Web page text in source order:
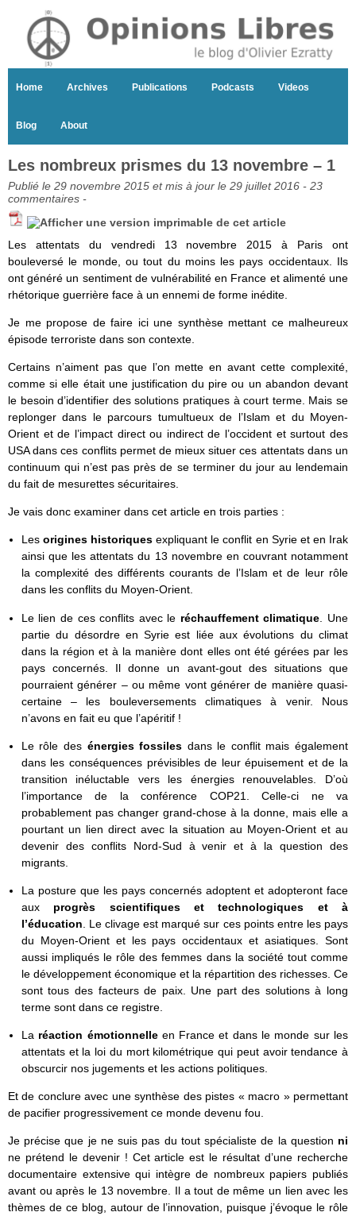
Home Archives Publications Podcasts Videos
Blog About
Les nombreux prismes du 13 novembre – 1
Publié le 29 novembre 2015 et mis à jour le 29 juillet 2016 - 23
commentaires -
Les attentats du vendredi 13 novembre 2015 à Paris ont
bouleversé le monde, ou tout du moins les pays occidentaux. Ils
ont généré un sentiment de vulnérabilité en France et alimenté une
rhétorique guerrière face à un ennemi de forme inédite.
Je me propose de faire ici une synthèse mettant ce malheureux
épisode terroriste dans son contexte.
Certains n’aiment pas que l’on mette en avant cette complexité,
comme si elle était une justification du pire ou un abandon devant
le besoin d’identifier des solutions pratiques à court terme. Mais se
replonger dans le parcours tumultueux de l’Islam et du Moyen-
Orient et de l’impact direct ou indirect de l’occident et surtout des
USA dans ces conflits permet de mieux situer ces attentats dans un
continuum qui n’est pas près de se terminer du jour au lendemain
du fait de mesurettes sécuritaires.
Je vais donc examiner dans cet article en trois parties :
Lesorigines historiquesexpliquant le conflit en Syrie et en Irak
ainsi que les attentats du 13 novembre en couvrant notamment
la complexité des différents courants de l’Islam et de leur rôle
dans les conflits du Moyen-Orient.
Le lien de ces conflits avec le réchauffement climatique . Une
partie du désordre en Syrie est liée aux évolutions du climat
dans la région et à la manière dont elles ont été gérées par les
pays concernés. Il donne un avant-gout des situations que
pourraient générer – ou même vont générer de manière quasi-
certaine – les bouleversements climatiques à venir. Nous
n’avons en fait eu que l’apéritif !
Le rôle des énergies fossiles dans le conflit mais également
dans les conséquences prévisibles de leur épuisement et de la
transition inéluctable vers les énergies renouvelables. D’où
l’importance de la conférence COP21. Celle-ci ne va
probablement pas changer grand-chose à la donne, mais elle a
pourtant un lien direct avec la situation au Moyen-Orient et au
devenir des conflits Nord-Sud à venir et à la question des
migrants.
La posture que les pays concernés adoptent et adopteront face
aux progrès scientifiques et technologiques et à
l’éducation . Le clivage est marqué sur ces points entre les pays
du Moyen-Orient et les pays occidentaux et asiatiques. Sont
aussi impliqués le rôle des femmes dans la société tout comme
le développement économique et la répartition des richesses. Ce
sont tous des facteurs de paix. Une part des solutions à long
terme sont dans ce registre.
La réaction émotionnelle en France et dans le monde sur les
attentats et la loi du mort kilométrique qui peut avoir tendance à
obscurcir nos jugements et les actions politiques.
Et de conclure avec une synthèse des pistes « macro » permettant
de pacifier progressivement ce monde devenu fou.
Je précise que je ne suis pas du tout spécialiste de la question ni
ne prétend le devenir ! Cet article est le résultat d’une recherche
documentaire extensive qui intègre de nombreux papiers publiés
avant ou après le 13 novembre. Il a tout de même un lien avec les
thèmes de ce blog, autour de l’innovation, puisque j’évoque le rôle